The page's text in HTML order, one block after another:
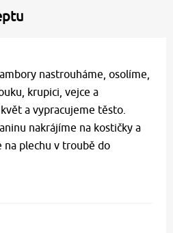
nastrouháme, osolíme,
krupici, vejce a
a vypracujeme těsto.
nakrájíme na kostičky a
na plechu v troubě do